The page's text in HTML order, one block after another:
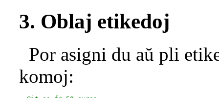
3. Oblaj etikedoj
Por asigni du aŭ pli
komoj: